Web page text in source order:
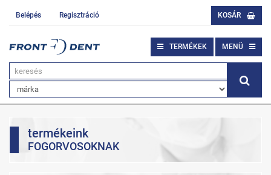
Belépés Regisztráció KOSÁR
TERMÉKEK MENÜ
termékeink
FOGORVOSOKNAK